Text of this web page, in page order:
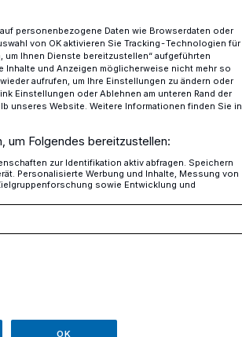
auf Wallfahrt in Rom
bot die St.
an. Die
und deren
des
personenbezogene Daten wie Browserdaten oder
von OK aktivieren Sie Tracking-Technologien für
um Ihnen Dienste bereitzustellen“ aufgeführten
Inhalte und Anzeigen möglicherweise nicht mehr so
aufrufen, um Ihre Einstellungen zu ändern oder
Einstellungen oder Ablehnen am unteren Rand der
unseres Website. Weitere Informationen finden Sie in
um Folgendes bereitzustellen:
zur Identifikation aktiv abfragen. Speichern
Personalisierte Werbung und Inhalte, Messung von
sowie Entwicklung und
OK